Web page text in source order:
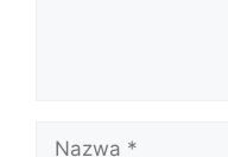
Nazwa